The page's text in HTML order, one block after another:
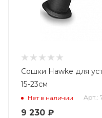
Сошки Hawke для
15-23см
Нет в наличии Арт.:
9 230 ₽